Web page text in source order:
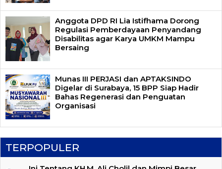
Anggota DPD RI Lia Istifhama Dorong
Regulasi Pemberdayaan Penyandang
Disabilitas agar Karya UMKM Mampu
Bersaing
Munas III PERJASI dan APTAKSINDO
Digelar di Surabaya, 15 BPP Siap Hadir
Bahas Regenerasi dan Penguatan
Organisasi
TERPOPULER